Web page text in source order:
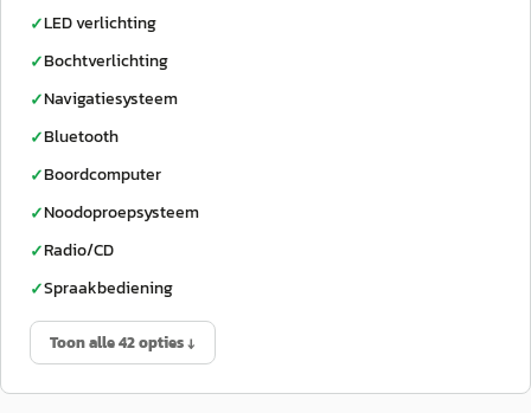
✓LED verlichting
✓Bochtverlichting
✓Navigatiesysteem
✓Bluetooth
✓Boordcomputer
✓Noodoproepsysteem
✓Radio/CD
✓Spraakbediening
Toon alle 42 opties ↓